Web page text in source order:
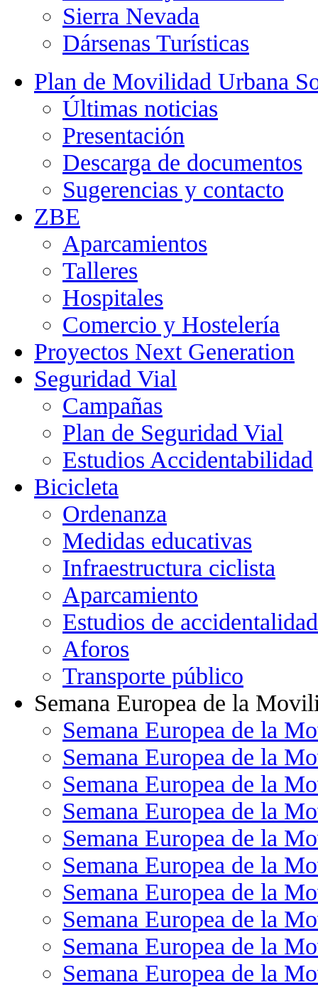
Sierra Nevada
Dársenas Turísticas
Plan de Movilidad Urbana
Últimas noticias
Presentación
Descarga de documentos
Sugerencias y contacto
ZBE
Aparcamientos
Talleres
Hospitales
Comercio y Hostelería
Proyectos Next Generation
Seguridad Vial
Campañas
Plan de Seguridad Vial
Estudios Accidentabilidad
Bicicleta
Ordenanza
Medidas educativas
Infraestructura ciclista
Aparcamiento
Estudios de accidentalidad
Aforos
Transporte público
Semana Europea de la
Semana Europea de la
Semana Europea de la
Semana Europea de la
Semana Europea de la
Semana Europea de la
Semana Europea de la
Semana Europea de la
Semana Europea de la
Semana Europea de la
Semana Europea de la